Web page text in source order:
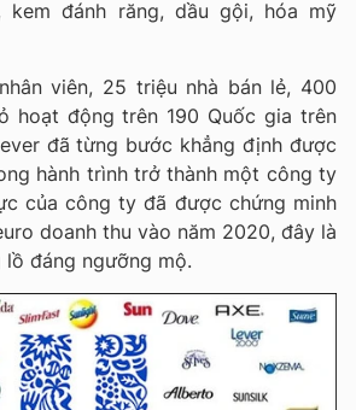
kem đánh răng, dầu gội, hóa mỹ
viên, 25 triệu nhà bán lẻ, 400
hoạt động trên 190 Quốc gia trên
đã từng bước khẳng định được
hành trình trở thành một công ty
của công ty đã được chứng minh
doanh thu vào năm 2020, đây là
đáng ngưỡng mộ.